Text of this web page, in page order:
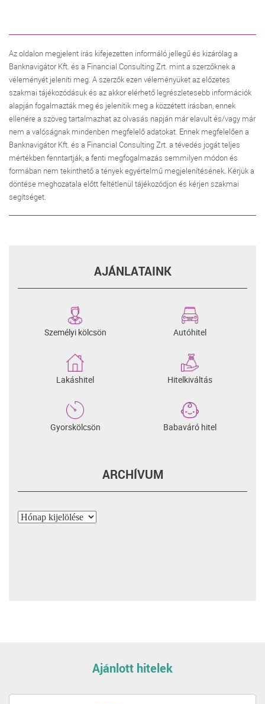
Az oldalon megjelent írás kifejezetten informáló jellegű és kizárólag a
Banknavigátor Kft. és a Financial Consulting Zrt. mint a szerzőknek a
véleményét jeleníti meg. A szerzők ezen véleményüket az előzetes
szakmai tájékozódásuk és az akkor elérhető legrészletesebb információk
alapján fogalmazták meg és jelenítik meg a közzétett írásban, ennek
ellenére a szöveg tartalmazhat az olvasás napján már elavult és/vagy már
nem a valóságnak mindenben megfelelő adatokat. Ennek megfelelően a
Banknavigátor Kft. és a Financial Consulting Zrt. a tévedés jogát teljes
mértékben fenntartják, a fenti megfogalmazás semmilyen módon és
formában nem tekinthető a tények egyértelmű megjelenítésének. Kérjük a
döntése meghozatala előtt feltétlenül tájékozódjon és kérjen szakmai
segítséget.
AJÁNLATAINK
Személyi kölcsön Autóhitel
Lakáshitel Hitelkiváltás
Gyorskölcsön Babaváró hitel
ARCHÍVUM
Archívum
Ajánlott hitelek